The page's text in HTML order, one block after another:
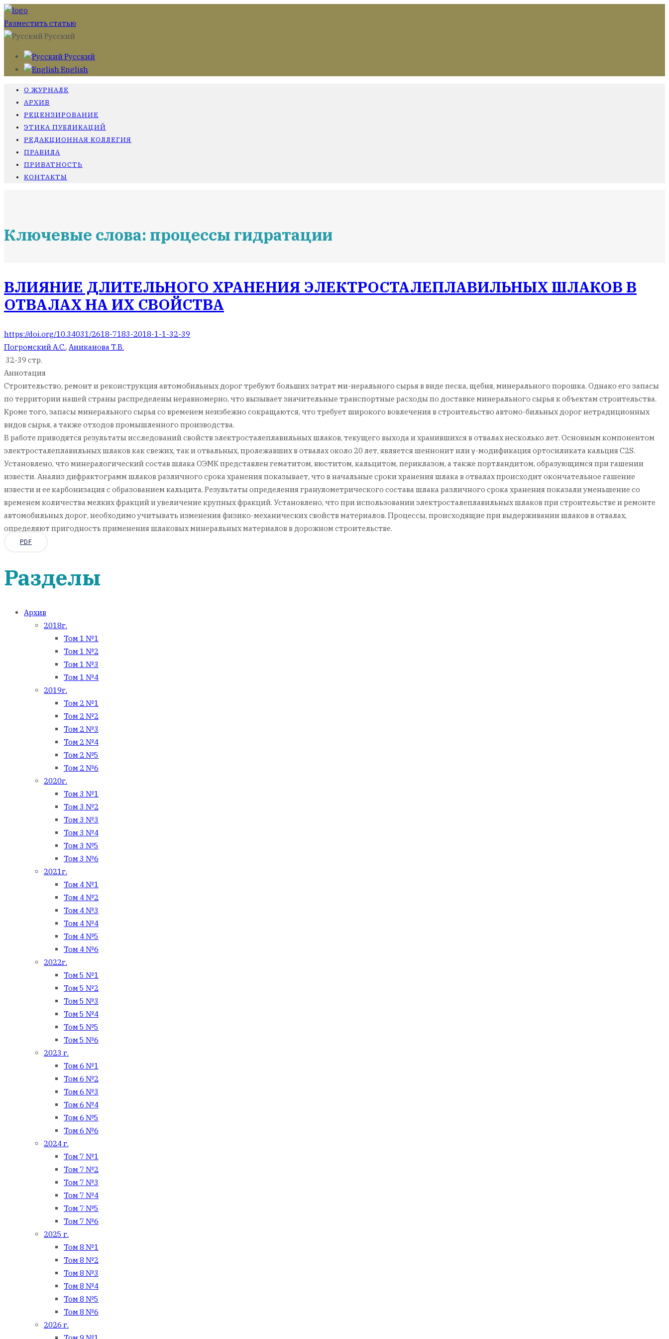
Разместить статью
Русский
Русский
English
О ЖУРНАЛЕ
АРХИВ
РЕЦЕНЗИРОВАНИЕ
ЭТИКА ПУБЛИКАЦИЙ
РЕДАКЦИОННАЯ КОЛЛЕГИЯ
ПРАВИЛА
ПРИВАТНОСТЬ
КОНТАКТЫ
Ключевые слова: процессы гидратации
ВЛИЯНИЕ ДЛИТЕЛЬНОГО ХРАНЕНИЯ ЭЛЕКТРОСТАЛЕПЛАВИЛЬНЫХ ШЛАКОВ В
ОТВАЛАХ НА ИХ СВОЙСТВА
https://doi.org/10.34031/2618-7183-2018-1-1-32-39
Погромский А.С., Аниканова Т.В.
32-39 стр.
Аннотация
Строительство, ремонт и реконструкция автомобильных дорог требуют больших затрат ми-нерального сырья в виде песка, щебня, минерального порошка. Однако его запасы
по территории нашей страны распределены неравномерно, что вызывает значительные транспортные расходы по доставке минерального сырья к объектам строительства.
Кроме того, запасы минерального сырья со временем неизбежно сокращаются, что требует широкого вовлечения в строительство автомо-бильных дорог нетрадиционных
видов сырья, а также отходов промышленного производства.
В работе приводятся результаты исследований свойств электросталеплавильных шлаков, текущего выхода и хранившихся в отвалах несколько лет. Основным компонентом
электросталеплавильных шлаков как свежих, так и отвальных, пролежавших в отвалах около 20 лет, является шеннонит или γ-модификация ортосиликата кальция С2S.
Установлено, что минералогический состав шлака ОЭМК представлен гематитом, вюститом, кальцитом, периклазом, а также портландитом, образующимся при гашении
извести. Анализ дифрактограмм шлаков различного срока хранения показывает, что в начальные сроки хранения шлака в отвалах происходит окончательное гашение
извести и ее карбонизация с образованием кальцита. Результаты определения гранулометрического состава шлака различного срока хранения показали уменьшение со
временем количества мелких фракций и увеличение крупных фракций. Установлено, что при использовании электросталеплавильных шлаков при строительстве и ремонте
автомобильных дорог, необходимо учитывать изменения физико-механических свойств материалов. Процессы, происходящие при выдерживании шлаков в отвалах,
определяют пригодность применения шлаковых минеральных материалов в дорожном строительстве.
PDF
Разделы
Архив
2018г.
Том 1 №1
Том 1 №2
Том 1 №3
Том 1 №4
2019г.
Том 2 №1
Том 2 №2
Том 2 №3
Том 2 №4
Том 2 №5
Том 2 №6
2020г.
Том 3 №1
Том 3 №2
Том 3 №3
Том 3 №4
Том 3 №5
Том 3 №6
2021г.
Том 4 №1
Том 4 №2
Том 4 №3
Том 4 №4
Том 4 №5
Том 4 №6
2022г.
Том 5 №1
Том 5 №2
Том 5 №3
Том 5 №4
Том 5 №5
Том 5 №6
2023 г.
Том 6 №1
Том 6 №2
Том 6 №3
Том 6 №4
Том 6 №5
Том 6 №6
2024 г.
Том 7 №1
Том 7 №2
Том 7 №3
Том 7 №4
Том 7 №5
Том 7 №6
2025 г.
Том 8 №1
Том 8 №2
Том 8 №3
Том 8 №4
Том 8 №5
Том 8 №6
2026 г.